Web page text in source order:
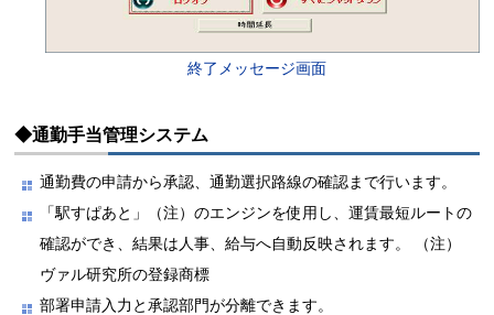
終了メッセージ画面
◆通勤手当管理システム
通勤費の申請から承認、通勤選択路線の確認まで行います。
「駅すぱあと」（注）のエンジンを使用し、運賃最短ルートの
確認ができ、結果は人事、給与へ自動反映されます。 （注）
ヴァル研究所の登録商標
部署申請入力と承認部門が分離できます。